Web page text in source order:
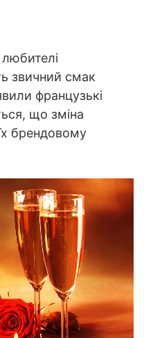
звичний смак
французькі
що зміна
брендовому